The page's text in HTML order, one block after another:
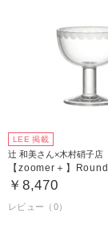
LEE 掲載
辻 和美さん×木村硝子店
【zoomer＋】Round
￥8,470